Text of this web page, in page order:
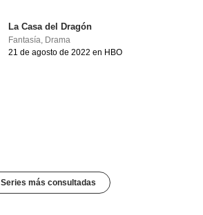
La Casa del Dragón
Fantasía, Drama
21 de agosto de 2022 en HBO
Series más consultadas